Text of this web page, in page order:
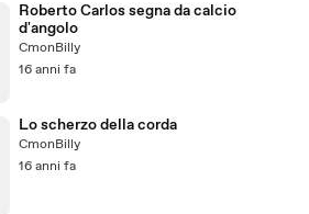
Roberto Carlos segna da calcio
d'angolo
CmonBilly
16 anni fa
Lo scherzo della corda
CmonBilly
16 anni fa